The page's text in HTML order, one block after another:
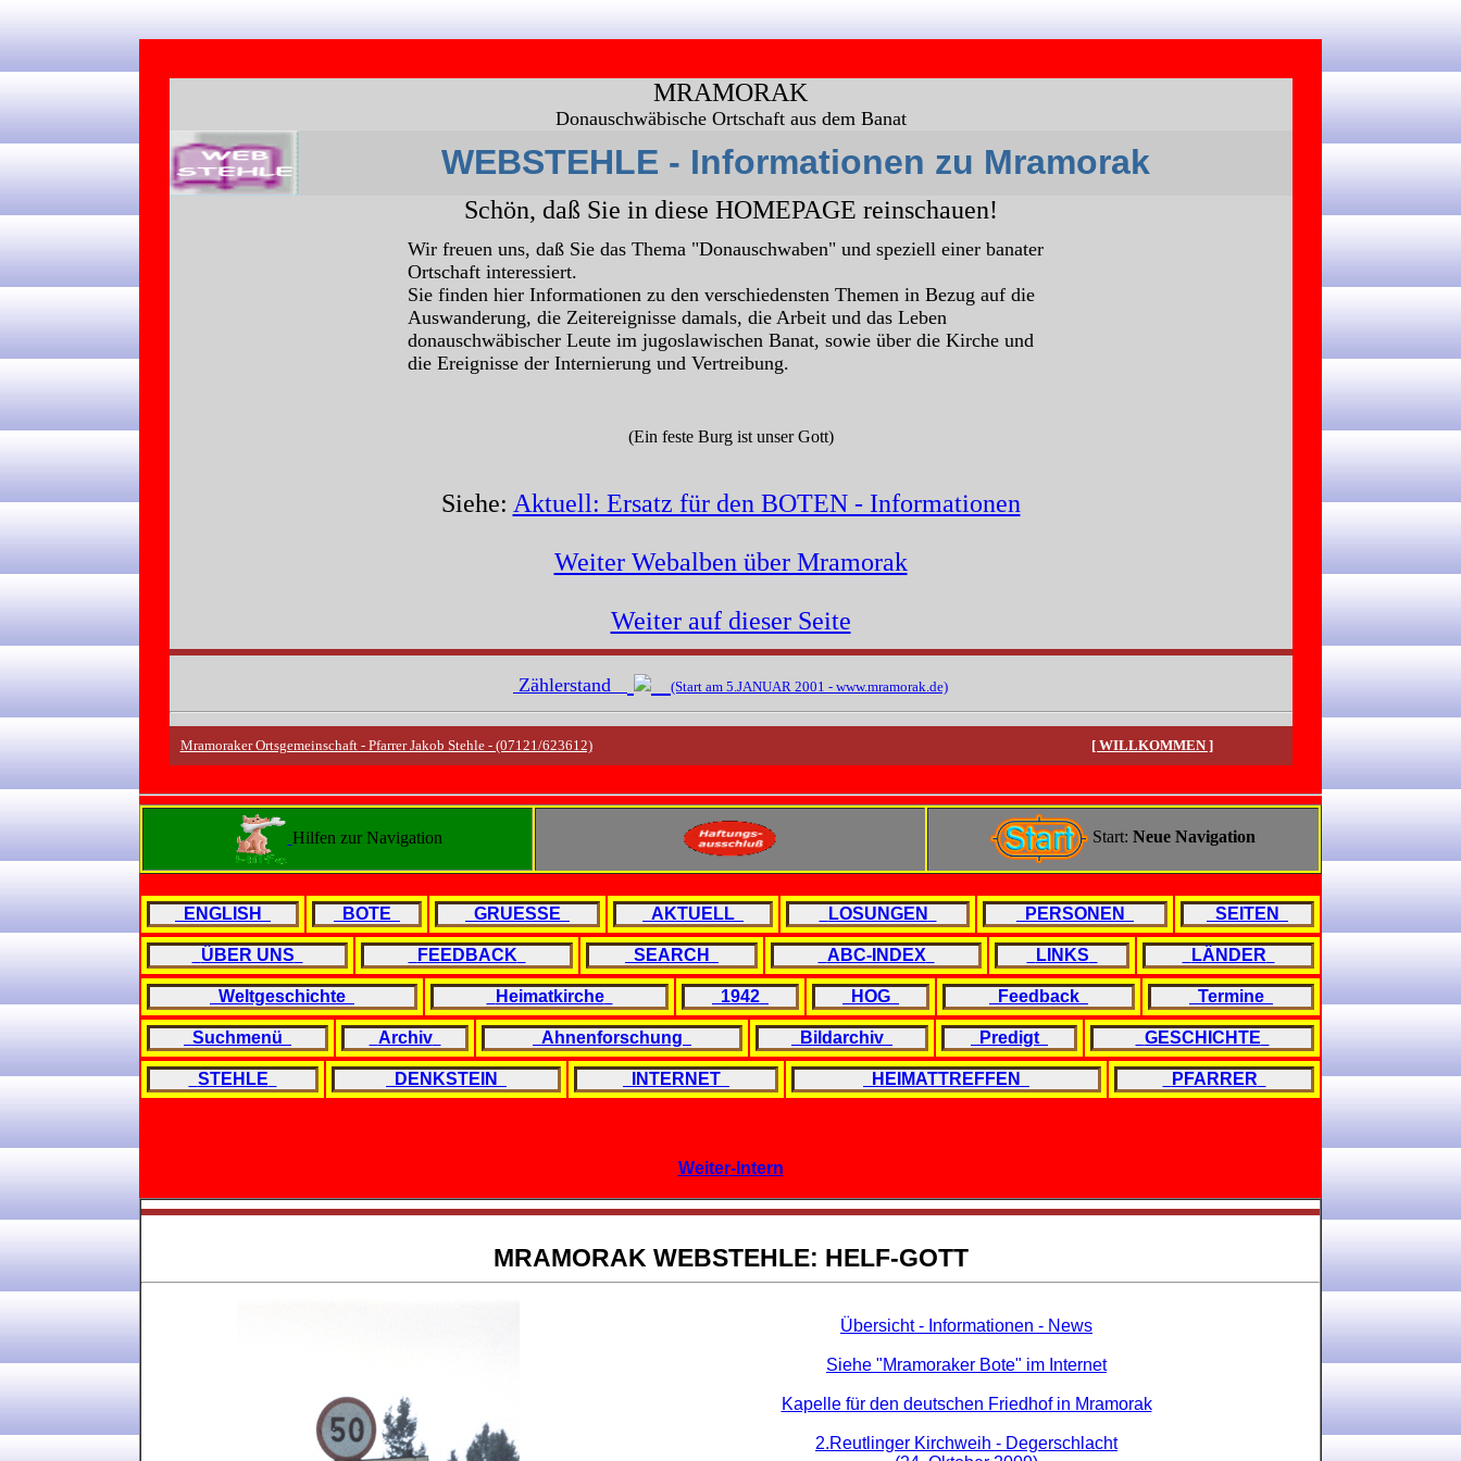
MRAMORAK
Donauschwäbische Ortschaft aus dem Banat
WEBSTEHLE - Informationen zu Mramorak
Schön, daß Sie in diese HOMEPAGE reinschauen!
Wir freuen uns, daß Sie das Thema "Donauschwaben" und speziell einer banater
Ortschaft interessiert.
Sie finden hier Informationen zu den verschiedensten Themen in Bezug auf die
Auswanderung, die Zeitereignisse damals, die Arbeit und das Leben
donauschwäbischer Leute im jugoslawischen Banat, sowie über die Kirche und
die Ereignisse der Internierung und Vertreibung.
(Ein feste Burg ist unser Gott)
Siehe: Aktuell: Ersatz für den BOTEN - Informationen
Weiter Webalben über Mramorak
Weiter auf dieser Seite
Zählerstand (Start am 5.JANUAR 2001 - www.mramorak.de)
Mramoraker Ortsgemeinschaft - Pfarrer Jakob Stehle - (07121/623612) [ WILLKOMMEN ]
Hilfen zur Navigation Start: Neue Navigation
ENGLISH BOTE GRUESSE AKTUELL LOSUNGEN PERSONEN SEITEN
ÜBER UNS FEEDBACK SEARCH ABC-INDEX LINKS LÄNDER
Weltgeschichte Heimatkirche 1942 HOG Feedback Termine
Suchmenü Archiv Ahnenforschung Bildarchiv Predigt GESCHICHTE
STEHLE DENKSTEIN INTERNET HEIMATTREFFEN PFARRER
Weiter-Intern
MRAMORAK WEBSTEHLE: HELF-GOTT
Übersicht - Informationen - News
Siehe "Mramoraker Bote" im Internet
Kapelle für den deutschen Friedhof in Mramorak
2.Reutlinger Kirchweih - Degerschlacht